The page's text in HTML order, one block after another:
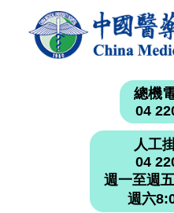
總機
04
人工
04
週一至週
週六